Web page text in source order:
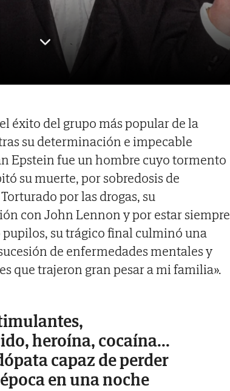
éxito del grupo más popular de la
su determinación e impecable
Epstein fue un hombre cuyo tormento
su muerte, por sobredosis de
por las drogas, su
con John Lennon y por estar siempre
pupilos, su trágico final culminó una
de enfermedades mentales y
que trajeron gran pesar a mi familia».
heroína, cocaína...
capaz de perder
en una noche